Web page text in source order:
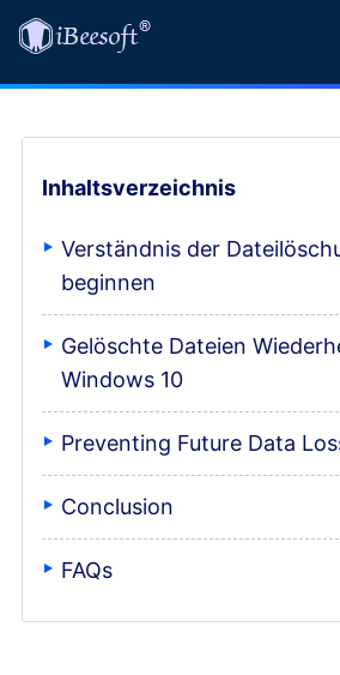
Inhaltsverzeichnis
Verständnis der
beginnen
Gelöschte Dateien
Windows 10
Preventing Future Data
Conclusion
FAQs